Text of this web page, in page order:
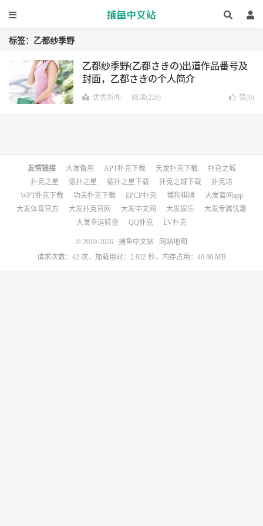
标签：乙都纱季野
乙都纱季野(乙都さきの)出道作品番号及
封面，乙都さきの个人简介
优优新闻 阅读(226) 赞(0)
友情链接 大发备用 APT扑克下载 天龙扑克下载
扑克之城
扑克之星
德扑之星 德扑之星下载 扑克之城下载
扑克坊
WPT扑克下载
功夫扑克下载 EPCP扑克 博狗棋牌
大发官网app
大发体育官方
大发扑克官网 大发中文网 大发娱乐
大发专属优惠
大发幸运转盘
QQ扑克 EV扑克
© 2010-2026 捕鱼中文站
网站地图
请求次数：42 次，加载用时：2.922 秒，内存占用：40.00 MB